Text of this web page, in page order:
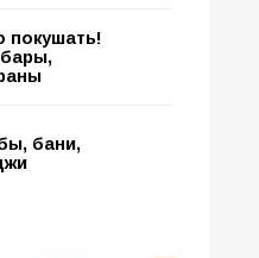
покушать!
бани,